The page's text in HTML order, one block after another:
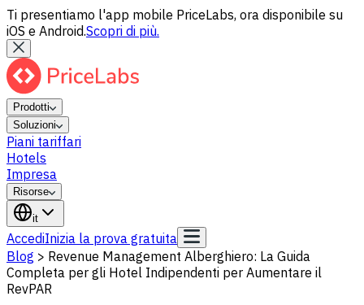
Ti presentiamo l'app mobile PriceLabs, ora disponibile su
iOS e Android.Scopri di più.
Prodotti
Soluzioni
Piani tariffari
Hotels
Impresa
Risorse
it
AccediInizia la prova gratuita
Blog > Revenue Management Alberghiero: La Guida
Completa per gli Hotel Indipendenti per Aumentare il
RevPAR